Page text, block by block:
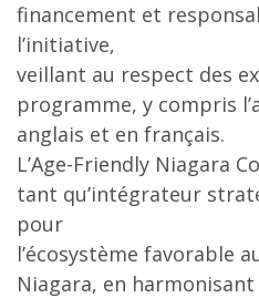
financement et
l’initiative,
veillant au respect des
programme, y compris
anglais et en français.
L’Age-Friendly Niagara
tant qu’intégrateur
pour
l’écosystème favorable
Niagara, en